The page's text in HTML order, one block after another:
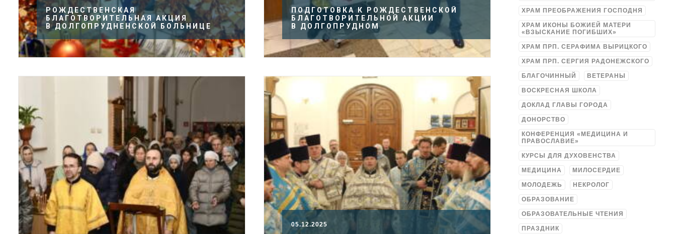
РОЖДЕСТВЕНСКАЯ
БЛАГОТВОРИТЕЛЬНАЯ АКЦИЯ
В ДОЛГОПРУДНЕНСКОЙ БОЛЬНИЦЕ
ПОДГОТОВКА К РОЖДЕСТВЕНСКОЙ
БЛАГОТВОРИТЕЛЬНОЙ АКЦИИ
В ДОЛГОПРУДНОМ
05.12.2025
ХРАМ ПРЕОБРАЖЕНИЯ ГОСПОДНЯ
ХРАМ ИКОНЫ БОЖИЕЙ МАТЕРИ
«ВЗЫСКАНИЕ ПОГИБШИХ»
ХРАМ ПРП. СЕРАФИМА ВЫРИЦКОГО
ХРАМ ПРП. СЕРГИЯ РАДОНЕЖСКОГО
БЛАГОЧИННЫЙ ВЕТЕРАНЫ
ВОСКРЕСНАЯ ШКОЛА
ДОКЛАД ГЛАВЫ ГОРОДА
ДОНОРСТВО
КОНФЕРЕНЦИЯ «МЕДИЦИНА И
ПРАВОСЛАВИЕ»
КУРСЫ ДЛЯ ДУХОВЕНСТВА
МЕДИЦИНА МИЛОСЕРДИЕ
МОЛОДЕЖЬ НЕКРОЛОГ
ОБРАЗОВАНИЕ
ОБРАЗОВАТЕЛЬНЫЕ ЧТЕНИЯ
ПРАЗДНИК